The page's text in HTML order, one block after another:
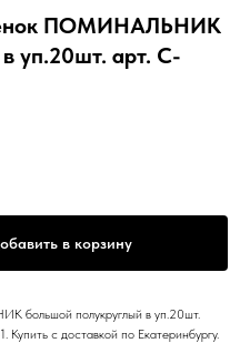
ПОМИНАЛЬНИК
уп.20шт. арт. C-
в корзину
большой полукруглый в уп.20шт.
Купить с доставкой по Екатеринбургу.